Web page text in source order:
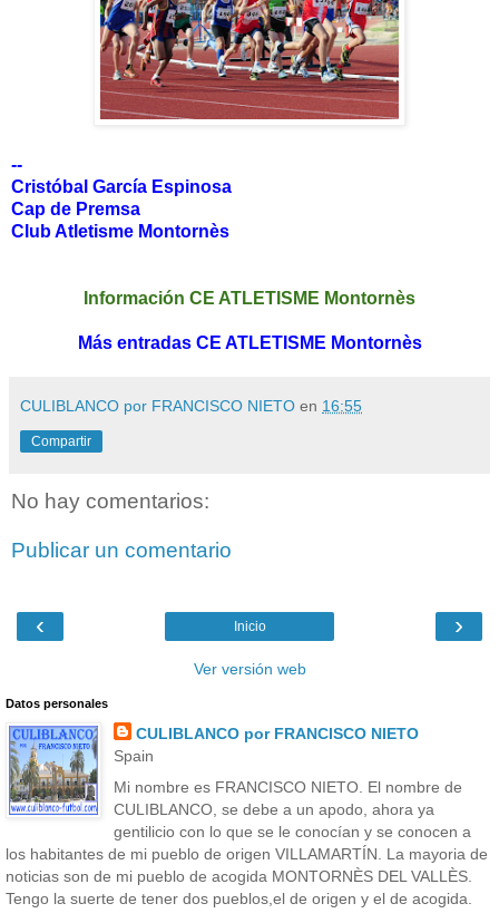
--
Cristóbal García Espinosa
Cap de Premsa
Club Atletisme Montornès
Información CE ATLETISME Montornès
Más entradas CE ATLETISME Montornès
CULIBLANCO por FRANCISCO NIETO en 16:55
Compartir
No hay comentarios:
Publicar un comentario
‹ ›
Inicio
Ver versión web
Datos personales
CULIBLANCO por FRANCISCO NIETO
Spain
Mi nombre es FRANCISCO NIETO. El nombre de
CULIBLANCO, se debe a un apodo, ahora ya
gentilicio con lo que se le conocían y se conocen a
los habitantes de mi pueblo de origen VILLAMARTÍN. La mayoria de
noticias son de mi pueblo de acogida MONTORNÈS DEL VALLÈS.
Tengo la suerte de tener dos pueblos,el de origen y el de acogida.